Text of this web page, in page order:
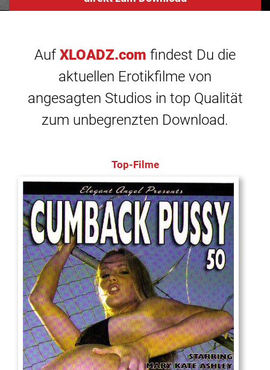
Auf XLOADZ.com findest Du die
aktuellen Erotikfilme von
angesagten Studios in top Qualität
zum unbegrenzten Download.
Top-Filme